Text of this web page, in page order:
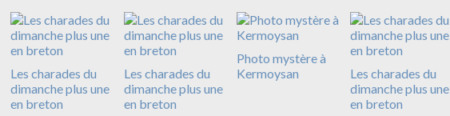
Les charades du
dimanche plus une
en breton
Les charades du
dimanche plus une
en breton
Photo mystère à
Kermoysan
Les charades du
dimanche plus une
en breton